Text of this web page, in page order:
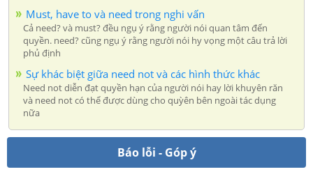
Must, have to và need trong nghi vấn
Cả need? và must? đều ngụ ý rằng người nói quan tâm đến
quyền. need? cũng ngụ ý rằng người nói hy vọng một câu trả lời
phủ định
Sự khác biệt giữa need not và các hình thức khác
Need not diễn đạt quyền hạn của người nói hay lời khuyên răn
và need not có thể được dùng cho quỳên bên ngoài tác dụng
nữa
Báo lỗi - Góp ý